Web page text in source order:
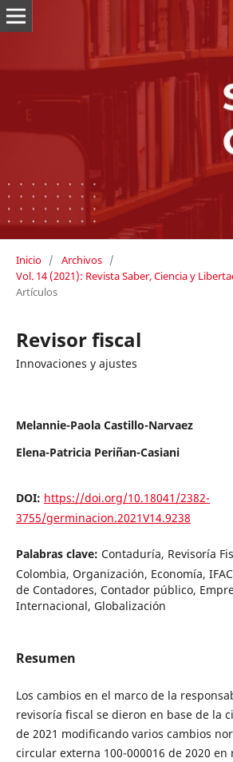
Inicio / Archivos /
Vol. 14 (2021): Revista Saber, Ciencia y
Artículos
Revisor fiscal
Innovaciones y ajustes
Melannie-Paola Castillo-Narvaez
Elena-Patricia Periñan-Casiani
DOI: https://doi.org/10.18041/2382-
3755/germinacion.2021V14.9238
Palabras clave: Contaduría, Revisoría
Colombia, Organización, Economía,
de Contadores, Contador público,
Internacional, Globalización
Resumen
Los cambios en el marco de la
revisoría fiscal se dieron en base de la
de 2021 modificando varios cambios
circular externa 100-000016 de 2020 en